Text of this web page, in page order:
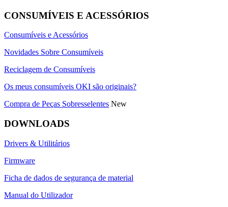
CONSUMÍVEIS E ACESSÓRIOS
Consumíveis e Acessórios
Novidades Sobre Consumíveis
Reciclagem de Consumíveis
Os meus consumíveis OKI são originais?
Compra de Peças Sobresselentes New
DOWNLOADS
Drivers & Utilitários
Firmware
Ficha de dados de segurança de material
Manual do Utilizador